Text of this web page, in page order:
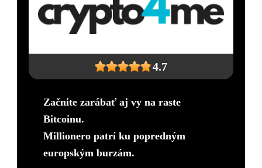
4.7
Začnite zarábať aj vy na raste
Bitcoinu.
Millionero patrí ku popredným
europským burzám.